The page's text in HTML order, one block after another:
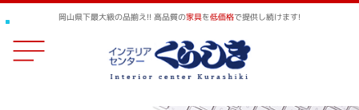
岡山県下最大級の品揃え!! 高品質の家具を低価格で提供し続けます!